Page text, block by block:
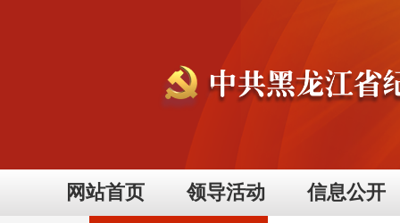
网站首页 领导活动 信息公开